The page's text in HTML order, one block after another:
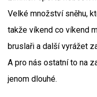
Velké množství sněhu,
takže víkend co víkend
bruslaři a další vyrážet
A pro nás ostatní to na
jenom dlouhé.